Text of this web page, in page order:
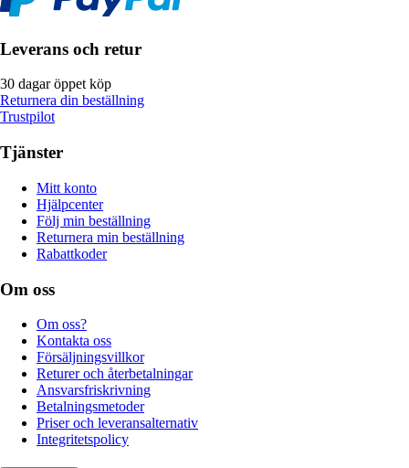
Leverans och retur
30 dagar öppet köp
Returnera din beställning
Trustpilot
Tjänster
Mitt konto
Hjälpcenter
Följ min beställning
Returnera min beställning
Rabattkoder
Om oss
Om oss?
Kontakta oss
Försäljningsvillkor
Returer och återbetalningar
Ansvarsfriskrivning
Betalningsmetoder
Priser och leveransalternativ
Integritetspolicy